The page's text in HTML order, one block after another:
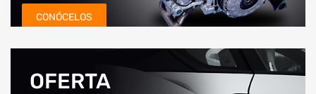
CONÓCELOS
OFERTA